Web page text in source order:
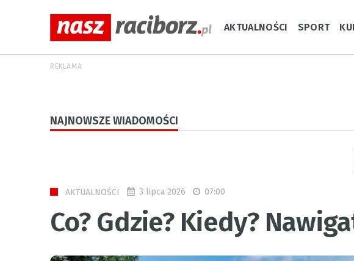
AKTUALNOŚCI SPORT
REKLAMA
NAJNOWSZE WIADOMOŚCI
AKTUALNOŚCI 3 lipca 2026 07:00
Co? Gdzie? Kiedy?